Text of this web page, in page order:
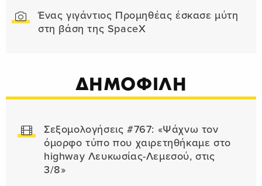
Ένας γιγάντιος Προμηθέας έσκασε μύτη
στη βάση της SpaceX
ΔΗΜΟΦΙΛΗ
Σεξομολογήσεις #767: «Ψάχνω τον
όμορφο τύπο που χαιρετηθήκαμε στο
highway Λευκωσίας-Λεμεσού, στις
3/8»